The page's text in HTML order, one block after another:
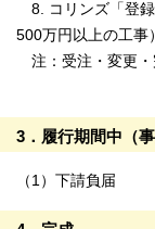
8. コリンズ「登録
500万円以上の工事）
注：受注・変更・
3．履行期間中（
（1）下請負届